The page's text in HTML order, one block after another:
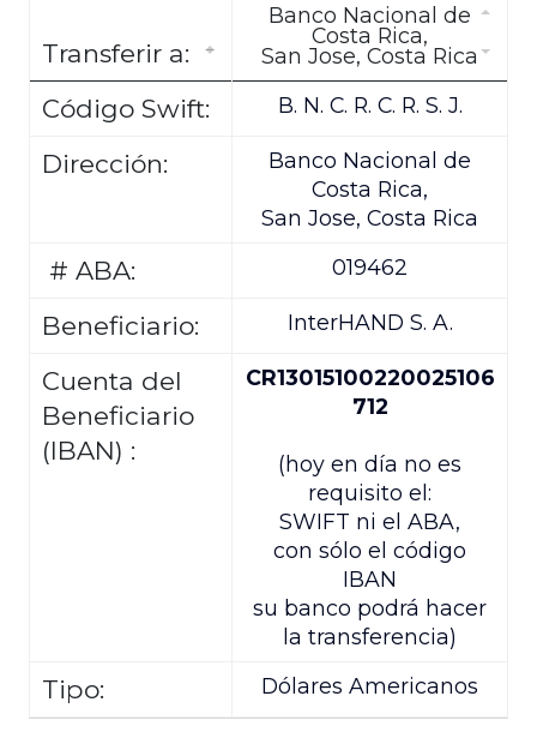
Transferir a:
Banco Nacional de
Costa Rica,
San Jose, Costa Rica
Código Swift: B. N. C. R. C. R. S. J.
Dirección:
Banco Nacional de
Costa Rica,
San Jose, Costa Rica
# ABA: 019462
Beneficiario: InterHAND S. A.
Cuenta del
Beneficiario
(IBAN) :
CR13015100220025106
712
(hoy en día no es
requisito el:
SWIFT ni el ABA,
con sólo el código
IBAN
su banco podrá hacer
la transferencia)
Tipo: Dólares Americanos